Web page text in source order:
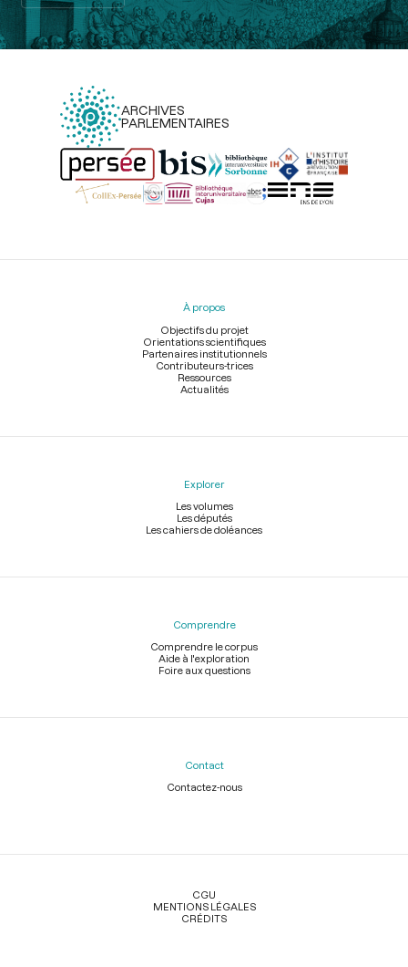
ARCHIVES
PARLEMENTAIRES
Menu
À propos
Objectifs du projet
Orientations scientifiques
Partenaires institutionnels
Contributeurs-trices
Ressources
Actualités
Explorer
Les volumes
Les députés
Les cahiers de doléances
Comprendre
Comprendre le corpus
Aide à l'exploration
Foire aux questions
Contact
Contactez-nous
Légal
CGU
MENTIONS LÉGALES
CRÉDITS